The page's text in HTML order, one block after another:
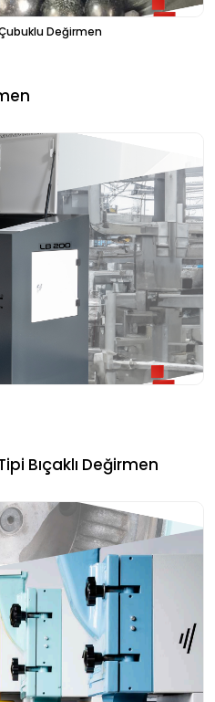
Değirmen
Bıçaklı Değirmen